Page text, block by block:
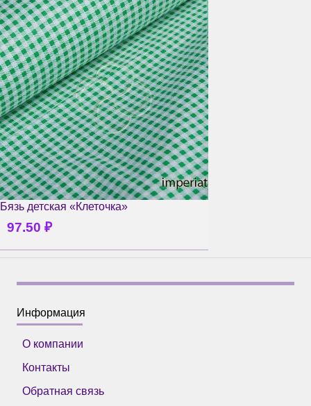
Бязь детская «Клеточка»
97.50 ₽
Информация
О компании
Контакты
Обратная связь